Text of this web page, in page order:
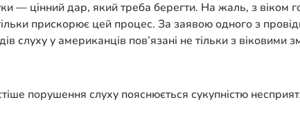
— цінний дар, який треба берегти. На жаль, з віком
прискорює цей процес. За заявою одного з
слуху у американців пов’язані не тільки з
порушення слуху пояснюється сукупністю